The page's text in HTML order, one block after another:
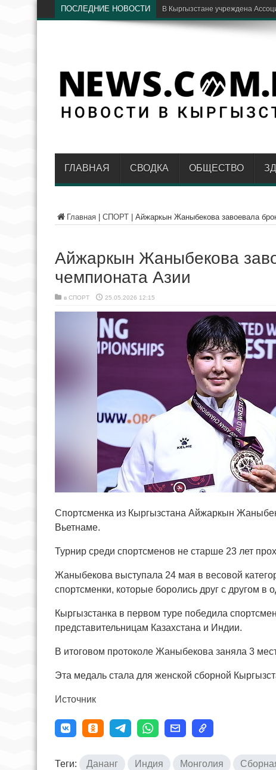
ПОСЛЕДНИЕ НОВОСТИ
ГЛАВНАЯ СВОДКА ОБЩЕСТВО
Главная СПОРТ Айжаркын Жаныбекова завоевала
Айжаркын Жаныбекова
чемпионата Азии
в СПОРТ 25.05.2026 12:15
Спортсменка из Кыргызстана Айжаркын
Вьетнаме.
Турнир среди спортсменов не старше 23 лет
Жаныбекова выступала 24 мая в весовой
спортсменки, которые боролись друг с другом в
Кыргызстанка в первом туре победила
представительницам Казахстана и Индии.
В итоговом протоколе Жаныбекова заняла 3
Эта медаль стала для женской сборной
Источник
Теги: Дананг Индия Монголия